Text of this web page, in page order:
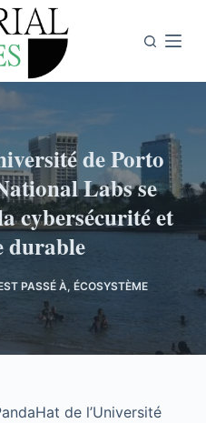
de Porto
Labs se
cybersécurité et
durable
PASSÉ À, ÉCOSYSTÈME
de l’Université